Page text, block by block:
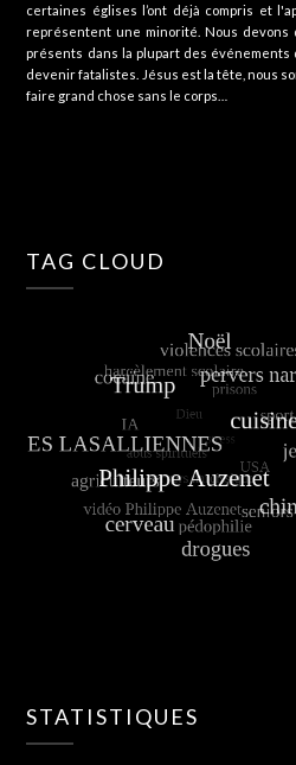
certaines églises l’ont déjà compris et
représentent une minorité. Nous devons
présents dans la plupart des événements
devenir fatalistes. Jésus est la tête, nous
faire grand chose sans le corps…
TAG CLOUD
STATISTIQUES